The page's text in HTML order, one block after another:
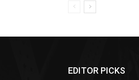
EDITOR PICKS